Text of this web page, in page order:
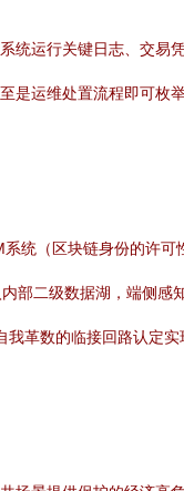
统运行关键日志、交易
是运维处置流程即可枚
统（区块链身份的许
部二级数据湖，端侧感
革数的临接回路认定